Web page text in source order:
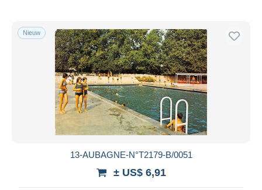
Nieuw
13-AUBAGNE-N°T2179-B/0051
± US$ 6,91